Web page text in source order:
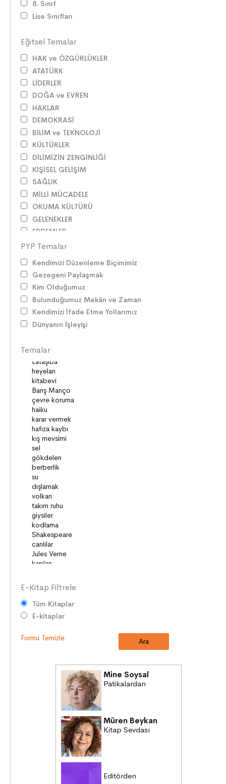
8. Sınıf
Lise Sınıfları
Eğitsel Temalar
HAK ve ÖZGÜRLÜKLER
ATATÜRK
LİDERLER
DOĞA ve EVREN
HAKLAR
DEMOKRASİ
BİLİM ve TEKNOLOJİ
KÜLTÜRLER
DİLİMİZİN ZENGİNLİĞİ
KİŞİSEL GELİŞİM
SAĞLIK
MİLLİ MÜCADELE
OKUMA KÜLTÜRÜ
GELENEKLER
ERDEMLER
DESTANLAR
DEĞERLERİMİZ
ÇOCUK DÜNYASI
VATANDAŞLIK
DUYGULAR
MİLLİ KÜLTÜRÜMÜZ
DAVRANIŞLAR
SAĞLIK ve SPOR
YETENEKLER
BİREY ve TOPLUM
ANLAM ARAYIŞI
PSİKOLOJİ
SAĞLIK ve ÇEVRE
OYUNLAR
HİKÂYE GELENEĞİMİZ
ZAMAN ve MEKÂN
SOSYAL İLİŞKİLER
EDEBİ TÜRLER
İLETİŞİM
SORUMLULUKLAR
SÖZ VARLIĞI
PYP Temalar
Kendimizi Düzenleme Biçimimiz
Gezegeni Paylaşmak
Kim Olduğumuz
Bulunduğumuz Mekân ve Zaman
Kendimizi İfade Etme Yollarımız
Dünyanın İşleyişi
Temalar
E-Kitap Filtrele
Tüm Kitaplar
E-kitaplar
Formu Temizle
Mine Soysal
Patikalardan
Müren Beykan
Kitap Sevdası
Editörden